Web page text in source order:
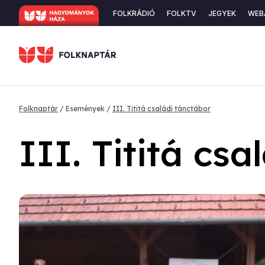
Ugrás
a
Secondary
FOLKRÁDIÓ FOLKTV JEGYEK
Morzsa
Folknaptár Események III. Tititá családi tánctábor
III. Tititá